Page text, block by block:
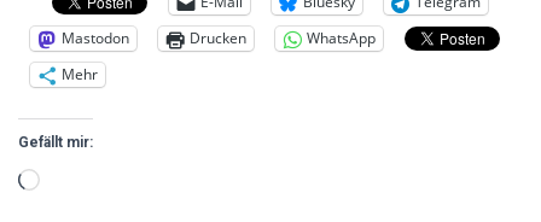
Mastodon
Drucken
WhatsApp
Mehr
Gefällt mir: